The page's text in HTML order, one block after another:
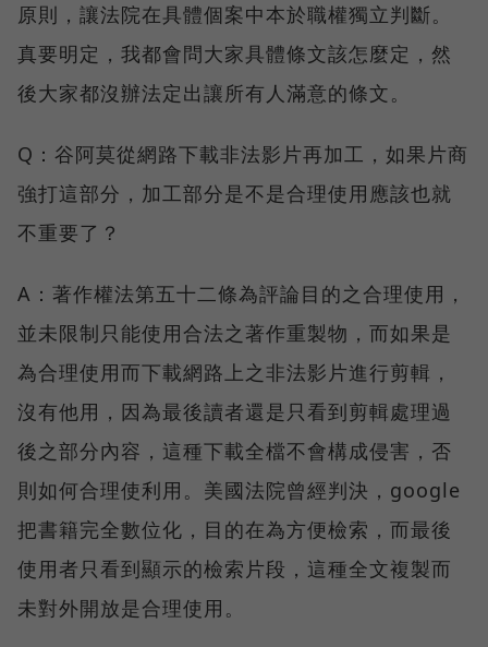
原則，讓法院在具體個案中本於職權獨立判斷。
真要明定，我都會問大家具體條文該怎麼定，然
後大家都沒辦法定出讓所有人滿意的條文。
Q：谷阿莫從網路下載非法影片再加工，如果片商
強打這部分，加工部分是不是合理使用應該也就
不重要了？
A：著作權法第五十二條為評論目的之合理使用，
並未限制只能使用合法之著作重製物，而如果是
為合理使用而下載網路上之非法影片進行剪輯，
沒有他用，因為最後讀者還是只看到剪輯處理過
後之部分內容，這種下載全檔不會構成侵害，否
則如何合理使利用。美國法院曾經判決，google
把書籍完全數位化，目的在為方便檢索，而最後
使用者只看到顯示的檢索片段，這種全文複製而
未對外開放是合理使用。